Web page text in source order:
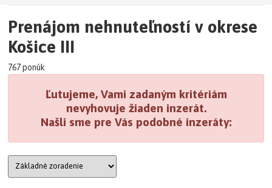
Prenájom nehnuteľností v okrese
Košice III
767 ponúk
Ľutujeme, Vami zadaným kritériám
nevyhovuje žiaden inzerát.
Našli sme pre Vás podobné inzeráty: